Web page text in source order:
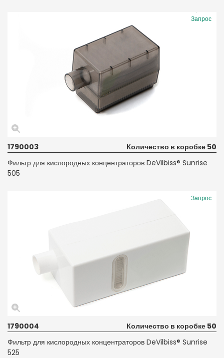
Запрос
1790003
Количество в коробке 50
Фильтр для кислородных концентраторов DeVilbiss® Sunrise
505
Запрос
1790004
Количество в коробке 50
Фильтр для кислородных концентраторов DeVilbiss® Sunrise
525